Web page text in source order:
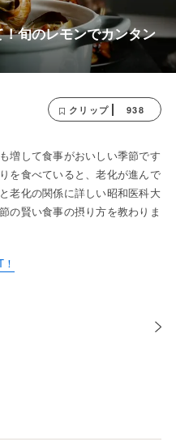
旬のレモンでカンタン
クリップ 938
増して食事がおいしい季節です
を食べていると、老化が進んで
老化の関係に詳しい昭和医科大
の賢い食事の摂り方を教わりま